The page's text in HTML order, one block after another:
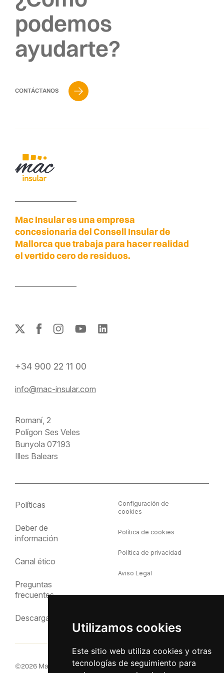
Utilizamos cookies
Este sitio web utiliza cookies y otras
tecnologías de seguimiento para
podemos
ayudarte?
CONTÁCTANOS
Mac Insular es una empresa
concesionaria del Consell Insular de
Mallorca que trabaja para hacer realidad
el vertido cero de residuos.
+34 900 22 11 00
info@mac-insular.com
Romaní, 2
Polígon Ses Veles
Bunyola 07193
Illes Balears
Políticas
Deber de
información
Canal ético
Preguntas
frecuentes
Descargas
Configuración de
cookies
Política de cookies
Política de privacidad
Aviso Legal
©2026 MacInsular.Derechos reservados.